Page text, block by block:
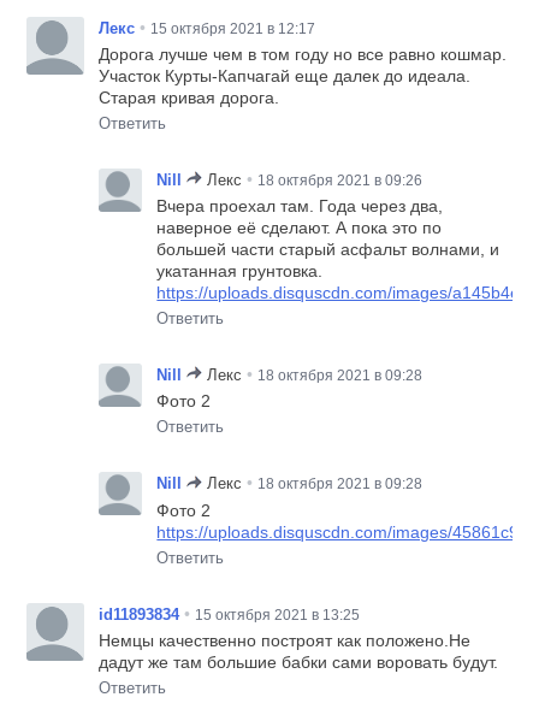
Лекс • 15 октября 2021 в 12:17
Дорога лучше чем в том году но все равно кошмар.
Участок Курты-Капчагай еще далек до идеала.
Старая кривая дорога.
Ответить
Nill Лекс • 18 октября 2021 в 09:26
Вчера проехал там. Года через два,
наверное её сделают. А пока это по
большей части старый асфальт волнами, и
укатанная грунтовка.
https://uploads.disquscdn.com/images/
Ответить
Nill Лекс • 18 октября 2021 в 09:28
Фото 2
Ответить
Nill Лекс • 18 октября 2021 в 09:28
Фото 2
https://uploads.disquscdn.com/images/
Ответить
id11893834 • 15 октября 2021 в 13:25
Немцы качественно построят как положено.Не
дадут же там большие бабки сами воровать будут.
Ответить